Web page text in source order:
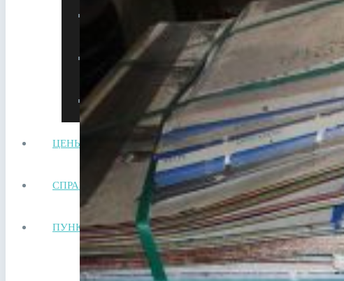
Сдать аккумулятор ноутбука
Сдать аккумулятор телефона
ЦЕНЫ
СПРАВОЧНИК
ПУНКТЫ ПРИЕМА